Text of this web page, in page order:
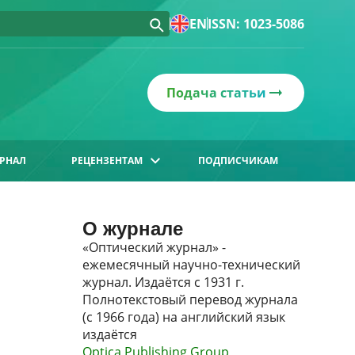
ENISSN: 1023-5086
Подача статьи
РЕЦЕНЗЕНТАМ ПОДПИСЧИКАМ
О журнале
«Оптический журнал» -
ежемесячный научно-технический
журнал. Издаётся с 1931 г.
Полнотекстовый перевод журнала
(с 1966 года) на английский язык
издаётся